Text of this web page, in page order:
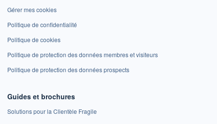
Gérer mes cookies
Politique de confidentialité
Politique de cookies
Politique de protection des données membres et visiteurs
Politique de protection des données prospects
Guides et brochures
Solutions pour la Clientèle Fragile